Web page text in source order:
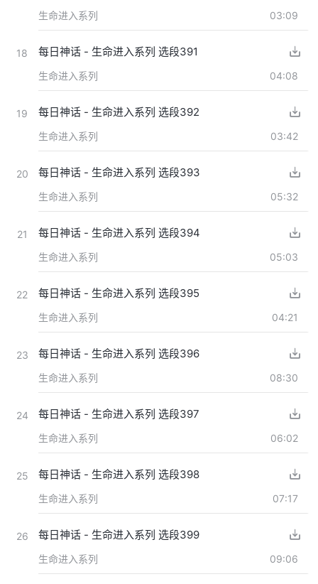
生命进入系列 03:09
18 每日神话 - 生命进入系列 选段391
生命进入系列 04:08
19 每日神话 - 生命进入系列 选段392
生命进入系列 03:42
20 每日神话 - 生命进入系列 选段393
生命进入系列 05:32
21 每日神话 - 生命进入系列 选段394
生命进入系列 05:03
22 每日神话 - 生命进入系列 选段395
生命进入系列 04:21
23 每日神话 - 生命进入系列 选段396
生命进入系列 08:30
24 每日神话 - 生命进入系列 选段397
生命进入系列 06:02
25 每日神话 - 生命进入系列 选段398
生命进入系列 07:17
26 每日神话 - 生命进入系列 选段399
生命进入系列 09:06